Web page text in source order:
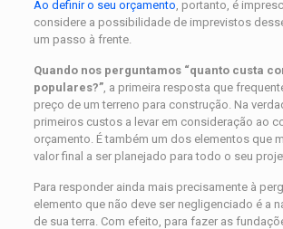
Ao definir o seu orçamento , portanto, é
considere a possibilidade de imprevistos
um passo à frente.
Quando nos perguntamos “quanto custa
populares?”, a primeira resposta que
preço de um terreno para construção. Na
primeiros custos a levar em consideração ao
orçamento. É também um dos elementos que
valor final a ser planejado para todo o seu
Para responder ainda mais precisamente à
elemento que não deve ser negligenciado é a
de sua terra. Com efeito, para fazer as